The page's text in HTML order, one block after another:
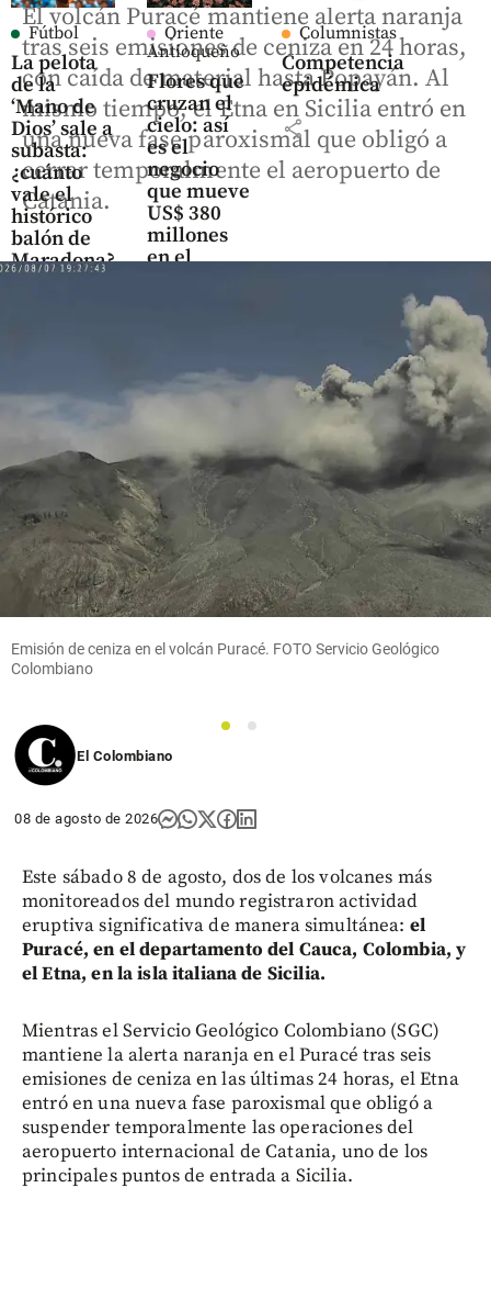
Fútbol
La pelota
de la
‘Mano de
Dios’ sale a
subasta:
¿cuánto
vale el
histórico
balón de
Maradona?
Oriente
Antioqueño
Flores que
cruzan el
cielo: así
es el
negocio
que mueve
US$ 380
millones
en el
Columnistas
Competencia
epidémica
share
Cita
share
El volcán Puracé mantiene alerta naranja
tras seis emisiones de ceniza en 24 horas,
con caída de material hasta Popayán. Al
mismo tiempo, el Etna en Sicilia entró en
una nueva fase paroxismal que obligó a
cerrar temporalmente el aeropuerto de
Catania.
Emisión de ceniza en el volcán Puracé. FOTO Servicio Geológico
Colombiano
1
2
El Colombiano
08 de agosto de 2026
Este sábado 8 de agosto, dos de los volcanes más
monitoreados del mundo registraron actividad
eruptiva significativa de manera simultánea: el
Puracé, en el departamento del Cauca, Colombia, y
el Etna, en la isla italiana de Sicilia.
Mientras el Servicio Geológico Colombiano (SGC)
mantiene la alerta naranja en el Puracé tras seis
emisiones de ceniza en las últimas 24 horas, el Etna
entró en una nueva fase paroxismal que obligó a
suspender temporalmente las operaciones del
aeropuerto internacional de Catania, uno de los
principales puntos de entrada a Sicilia.